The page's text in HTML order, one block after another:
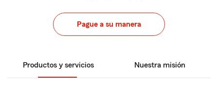
Pague a su manera
Productos y servicios Nuestra misión